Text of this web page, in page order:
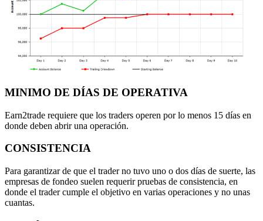
MINIMO DE DÍAS DE OPERATIVA
Earn2trade requiere que los traders operen por lo menos 15 días en
donde deben abrir una operación.
CONSISTENCIA
Para garantizar de que el trader no tuvo uno o dos días de suerte, las
empresas de fondeo suelen requerir pruebas de consistencia, en
donde el trader cumple el objetivo en varias operaciones y no unas
cuantas.